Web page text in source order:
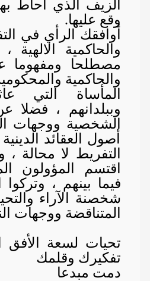
الزيف الذي احاط
وقع عليها.
أوافقك الرأي في
والحاكمية الالهية
مصطلحا ومفهوما
والحاكمية
المأساة التي
وببلدانهم ، فضلا
الشخصية ووجهات
أصول العقائد
التفريط لا محالة ،
اقتسم المؤولون
فيما بينهم ،
شخصنة الآراء
المتناقضة ووجهات
تحيات لسعة الأفق
تفكيرك وقلمك
دمت مبدعا